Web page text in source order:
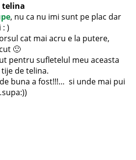
telina
, nu ca nu imi sunt pe plac dar
)
cat mai acru e la putere,
🙂
pentru sufletelul meu aceasta
de telina.
buna a fost!!!… si unde mai pui